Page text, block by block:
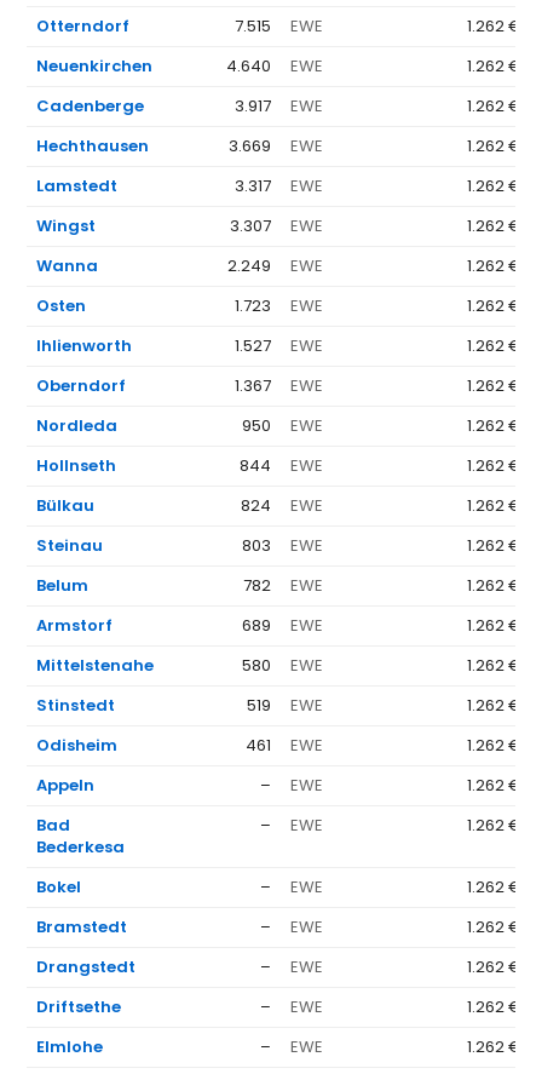
Otterndorf
7.515 EWE
1.262 €
Neuenkirchen
4.640 EWE
1.262 €
Cadenberge
3.917 EWE
1.262 €
Hechthausen
3.669 EWE
1.262 €
Lamstedt
3.317 EWE
1.262 €
Wingst
3.307 EWE
1.262 €
Wanna
2.249 EWE
1.262 €
Osten
1.723 EWE
1.262 €
Ihlienworth
1.527 EWE
1.262 €
Oberndorf
1.367 EWE
1.262 €
Nordleda
950 EWE
1.262 €
Hollnseth
844 EWE
1.262 €
Bülkau
824 EWE
1.262 €
Steinau
803 EWE
1.262 €
Belum
782 EWE
1.262 €
Armstorf
689 EWE
1.262 €
Mittelstenahe
580 EWE
1.262 €
Stinstedt
519 EWE
1.262 €
Odisheim
461 EWE
1.262 €
Appeln
– EWE
1.262 €
Bad
Bederkesa
– EWE 1.262 €
Bokel – EWE
1.262 €
Bramstedt
– EWE
1.262 €
Drangstedt
– EWE
1.262 €
Driftsethe
– EWE
1.262 €
Elmlohe
– EWE
1.262 €